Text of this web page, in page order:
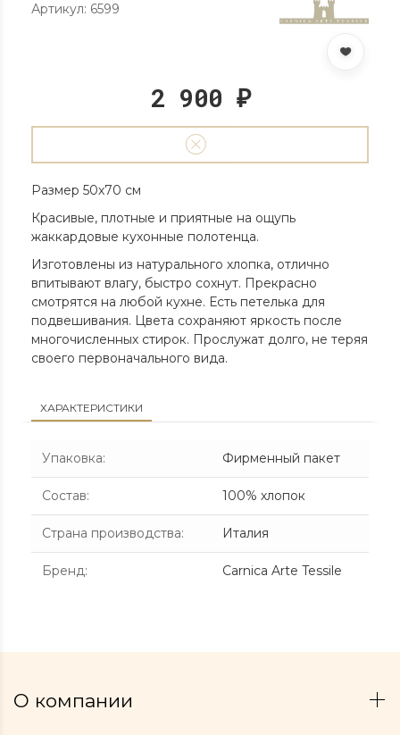
Артикул: 6599
2 900 ₽
Размер 50х70 см
Красивые, плотные и приятные на ощупь
жаккардовые кухонные полотенца.
Изготовлены из натурального хлопка, отлично
впитывают влагу, быстро сохнут. Прекрасно
смотрятся на любой кухне. Есть петелька для
подвешивания. Цвета сохраняют яркость после
многочисленных стирок. Прослужат долго, не теряя
своего первоначального вида.
ХАРАКТЕРИСТИКИ
Упаковка: Фирменный пакет
Состав: 100% хлопок
Страна производства: Италия
Бренд: Carnica Arte Tessile
О компании